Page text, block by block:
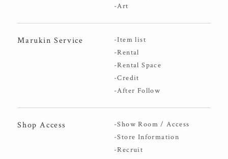
-Art
Marukin Service
-Item list
-Rental
-Rental Space
-Credit
-After Follow
Shop Access
-Show Room / Access
-Store Information
-Recruit